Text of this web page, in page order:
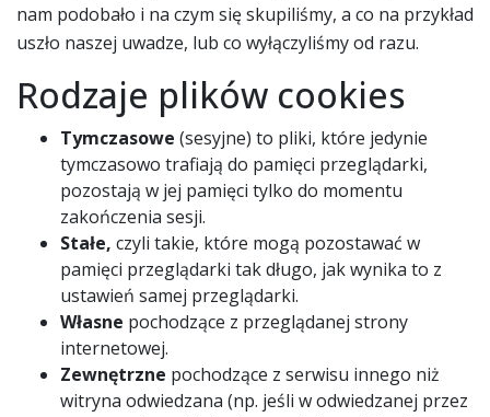
nam podobało i na czym się skupiliśmy, a co na przykład
uszło naszej uwadze, lub co wyłączyliśmy od razu.
Rodzaje plików cookies
Tymczasowe (sesyjne) to pliki, które jedynie
tymczasowo trafiają do pamięci przeglądarki,
pozostają w jej pamięci tylko do momentu
zakończenia sesji.
Stałe, czyli takie, które mogą pozostawać w
pamięci przeglądarki tak długo, jak wynika to z
ustawień samej przeglądarki.
Własne pochodzące z przeglądanej strony
internetowej.
Zewnętrzne pochodzące z serwisu innego niż
witryna odwiedzana (np. jeśli w odwiedzanej przez